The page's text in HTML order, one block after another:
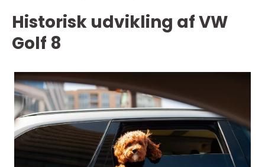
Historisk udvikling af VW
Golf 8